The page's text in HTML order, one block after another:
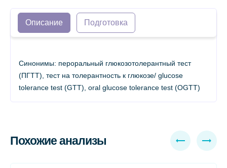
Описание Подготовка
Синонимы: пероральный глюкозотолерантный тест
(ПГТТ), тест на толерантность к глюкозе/ glucose
tolerance test (GTT), oral glucose tolerance test (OGTT)
Похожие анализы